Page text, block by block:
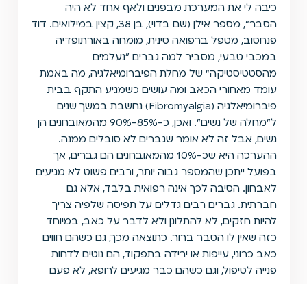
כיבה לי את המערכת מבפנים ולאף אחד לא היה
הסבר", מספר אילן (שם בדוי), בן 38, קצין במילואים. דוד
פנחסוב, מטפל ברפואה סינית, מומחה באורתופדיה
במכבי טבעי, מסביר למה גברים "נעלמים
מהסטטיסטיקה" של מחלת הפיברומיאלגיה, מה באמת
עומד מאחורי הכאב ומה עושים כשמגיע התקף בבית
פיברומיאלגיה (Fibromyalgia) נחשבת במשך שנים
ל"מחלה של נשים". ואכן, כ-85%-90% מהמאובחנים הן
נשים, אבל זה לא אומר שגברים לא סובלים ממנה.
ההערכה היא שכ-10% מהמאובחנים הם גברים, אך
בפועל ייתכן שהמספר גבוה יותר, ורבים פשוט לא מגיעים
לאבחון. הסיבה לכך אינה רפואית בלבד, אלא גם
חברתית. גברים רבים גדלים על תפיסה שלפיה צריך
להיות חזקים, לא להתלונן ולא לדבר על כאב, במיוחד
כזה שאין לו הסבר ברור. כתוצאה מכך, גם כשהם חווים
כאב כרוני, עייפות או ירידה בתפקוד, הם נוטים לדחות
פנייה לטיפול, וגם כשהם כבר מגיעים לרופא, לא פעם